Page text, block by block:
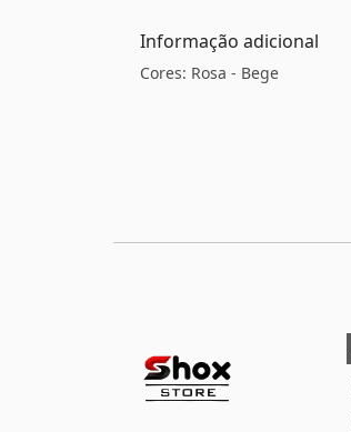
Informação adicional
Cores: Rosa - Bege